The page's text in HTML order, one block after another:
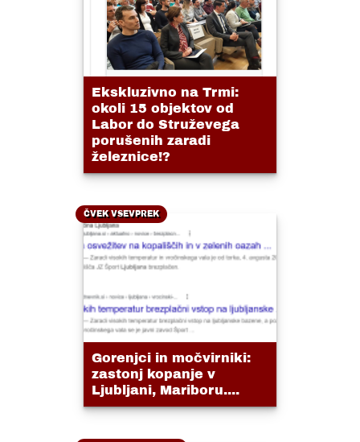
Ekskluzivno na Trmi:
okoli 15 objektov od
Labor do Struževega
porušenih zaradi
železnice!?
ČVEK VSEVPREK
Gorenjci in močvirniki:
zastonj kopanje v
Ljubljani, Mariboru....